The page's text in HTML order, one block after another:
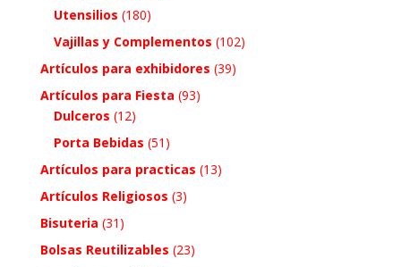
Utensilios (180)
Vajillas y Complementos (102)
Artículos para exhibidores (39)
Artículos para Fiesta (93)
Dulceros (12)
Porta Bebidas (51)
Artículos para practicas (13)
Artículos Religiosos (3)
Bisuteria (31)
Bolsas Reutilizables (23)